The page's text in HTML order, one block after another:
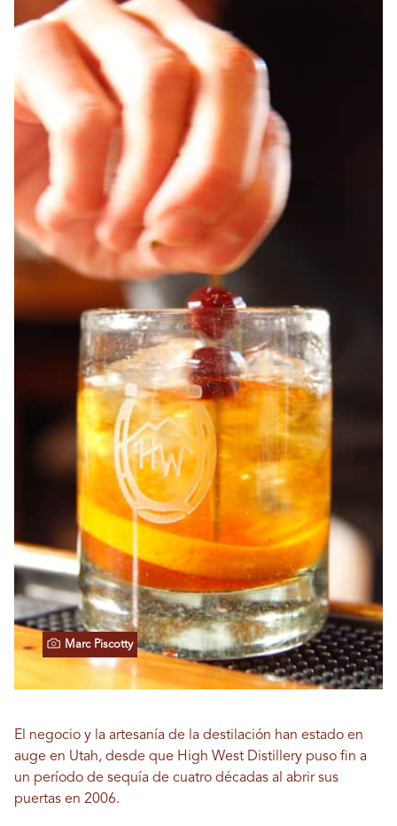
Marc Piscotty
El negocio y la artesanía de la destilación han estado en
auge en Utah, desde que High West Distillery puso fin a
un período de sequía de cuatro décadas al abrir sus
puertas en 2006.